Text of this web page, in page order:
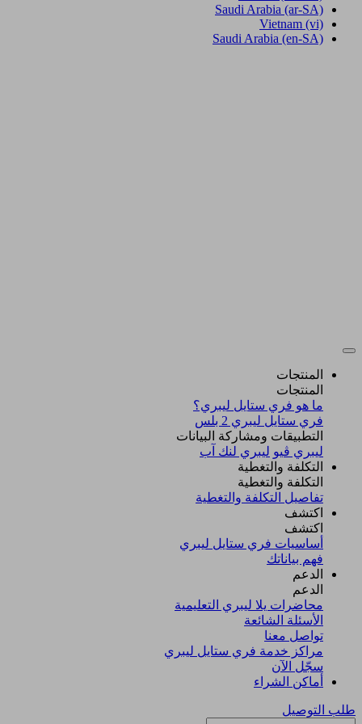
Saudi Arabia (ar-SA)
Vietnam (vi)
Saudi Arabia (en-SA)
المنتجات
المنتجات
ما هو فري ستايل ليبري؟
فري ستايل ليبري 2 بلس​
التطبيقات ومشاركة البيانات
ليبري ڤيو ليبري لنك آب
التكلفة والتغطية
التكلفة والتغطية
تفاصيل التكلفة والتغطية
اكتشف​
اكتشف​
أساسيات فري ستايل ليبري
فهم بياناتك
الدعم
الدعم
محاضرات يلا ليبري التعليمية
الأسئلة الشائعة
تواصل معنا
مراكز خدمة فري ستايل ليبري
سجّل الآن​
أماكن الشراء
طلب التوصيل